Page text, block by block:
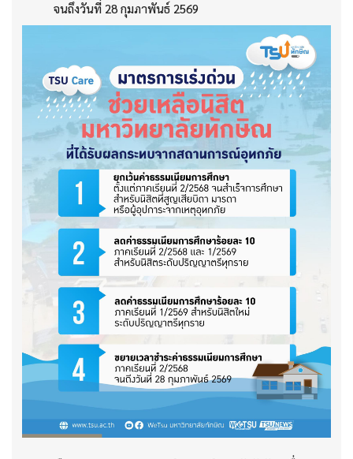
จนถึงวันที่ 28 กุมภาพันธ์ 2569